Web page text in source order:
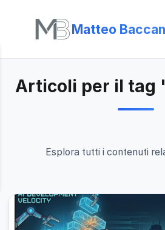
Matteo Baccan
Articoli per il tag
Esplora tutti i contenuti